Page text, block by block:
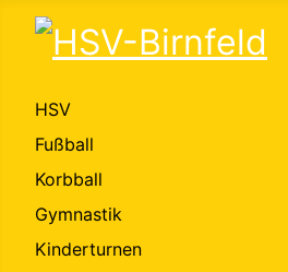
HSV
Fußball
Korbball
Gymnastik
Kinderturnen